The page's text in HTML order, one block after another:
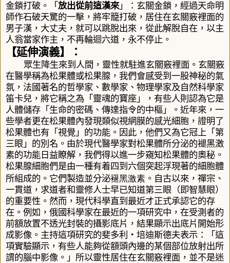
金鎖打破。「 放出從前這漢來」：玄關金鎖，經過天命明
師作石破天驚的一擊，將牢籠打破，居住在玄關竅裡面的
男子漢，大丈夫，就可以跳脫出來，從此解脫自在，以主
人翁當家作主，不再輪迴六道，永不停止。
【延伸演義】：
眾生降生來到人間，靈性就駐進玄關竅裡面。玄關竅
在醫學稱為松果體或松果腺，我們會感受到一股神秘的氣
氛，法國著名的哲學家、數學家、物理學家及自然科學家
笛卡兒，將它稱之為「靈魂的寶座」，有些人則認為它是
人體儲存「生命的密碼、傳達指令的中樞」。近年來，一
些學者更在松果體內發現類似視網膜的感光細胞，證明了
松果體也有「視覺」的功能。因此，他們又為它冠上「第
三眼」的別名。由於現代醫學家對松果體所分泌的褪黑激
素的功能日益瞭解，我們得以進一步窺知松果體的奧秘。
松果腺細胞們是由一種有着四到六個突起浮現著的細胞體
所組成的。它們製造並分泌褪黑激素 。自古以來，禪宗、
一貫道，求道者和靈修人士早已知道第三眼（即智慧眼）
的重要性。然而，現代科學直到最近才正式承認它的存
在。例如，俄國科學家在最近的一項研究中，在受測者的
前額放置不透光封裝的攝影底片，結果顯示出底片開始形
成影像。主持這項研究的斐多利 ‧ 培迪斯德夫表示：「這
項實驗顯示，有些人能夠從額頭內邊的某個部位放射出所
謂的腦中影像。」所以靈性居住在玄關竅裡面，並不是迷